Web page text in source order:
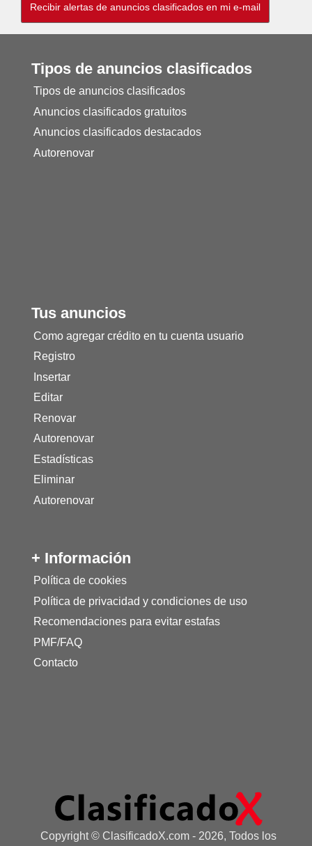
Tipos de anuncios clasificados
Tipos de anuncios clasificados
Anuncios clasificados gratuitos
Anuncios clasificados destacados
Autorenovar
Tus anuncios
Como agregar crédito en tu cuenta usuario
Registro
Insertar
Editar
Renovar
Autorenovar
Estadísticas
Eliminar
Autorenovar
+ Información
Política de cookies
Política de privacidad y condiciones de uso
Recomendaciones para evitar estafas
PMF/FAQ
Contacto
Copyright © ClasificadoX.com - 2026, Todos los